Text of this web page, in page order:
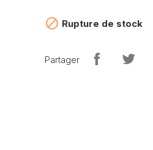
 Rupture de stock
Partager